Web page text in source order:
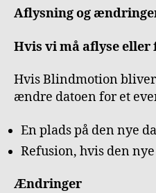
Aflysning og
Hvis vi må aflyse eller
Hvis Blindmotion
ændre datoen for et
En plads på den nye
Refusion, hvis den
Ændringer